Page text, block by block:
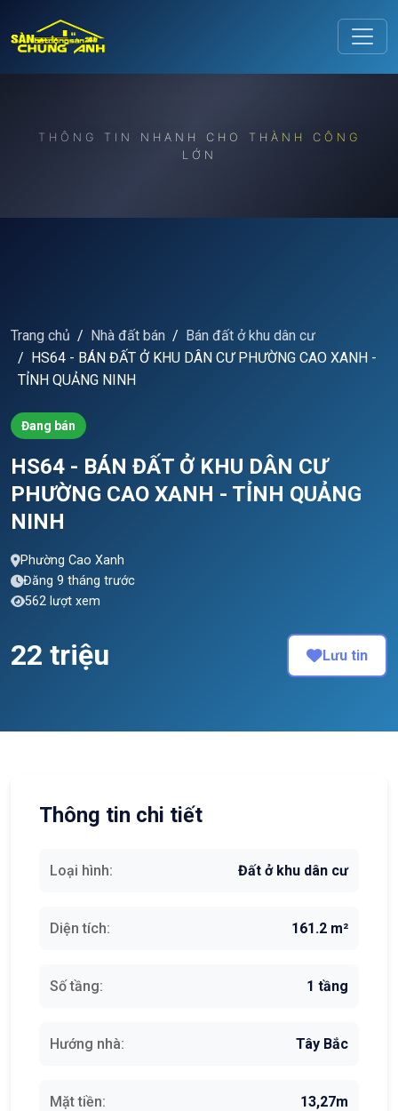
THÔNG TIN NHANH CHO THÀNH CÔNG
LỚN
Trang chủ Nhà đất bán
Bán đất ở khu dân cư
HS64 - BÁN ĐẤT Ở KHU DÂN CƯ PHƯỜNG CAO XANH -
TỈNH QUẢNG NINH
Đang bán
HS64 - BÁN ĐẤT Ở KHU DÂN CƯ
PHƯỜNG CAO XANH - TỈNH QUẢNG
NINH
Phường Cao Xanh
Đăng 9 tháng trước
562 lượt xem
22 triệu Lưu tin
Thông tin chi tiết
Loại hình: Đất ở khu dân cư
Diện tích: 161.2 m²
Số tầng: 1 tầng
Hướng nhà: Tây Bắc
Mặt tiền: 13,27m